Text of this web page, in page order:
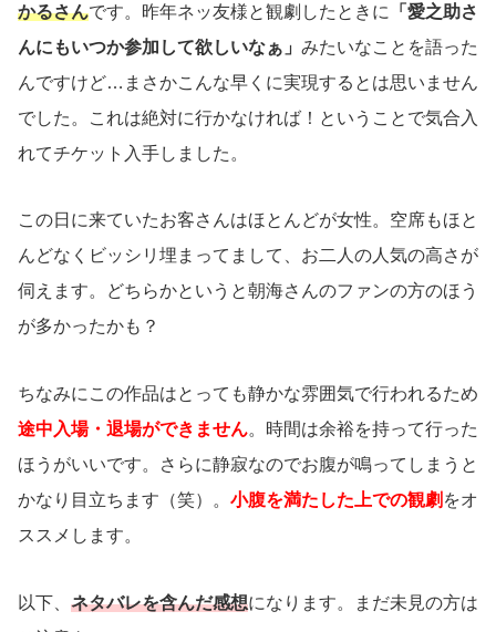
かるさんです。昨年ネッ友様と観劇したときに
「愛之助さ
んにもいつか参加して欲しいなぁ」 みたいなことを語った
んですけど…まさかこんな早くに実現するとは思いません
でした。これは絶対に行かなければ！ということで気合入
れてチケット入手しました。
この日に来ていたお客さんはほとんどが女性。空席もほと
んどなくビッシリ埋まってまして、お二人の人気の高さが
伺えます。どちらかというと朝海さんのファンの方のほう
が多かったかも？
ちなみにこの作品はとっても静かな雰囲気で行われるため
途中入場・退場ができません。時間は余裕を持って行った
ほうがいいです。さらに静寂なのでお腹が鳴ってしまうと
かなり目立ちます（笑）。 小腹を満たした上での観劇 をオ
ススメします。
以下、 ネタバレを含んだ感想になります。まだ未見の方は